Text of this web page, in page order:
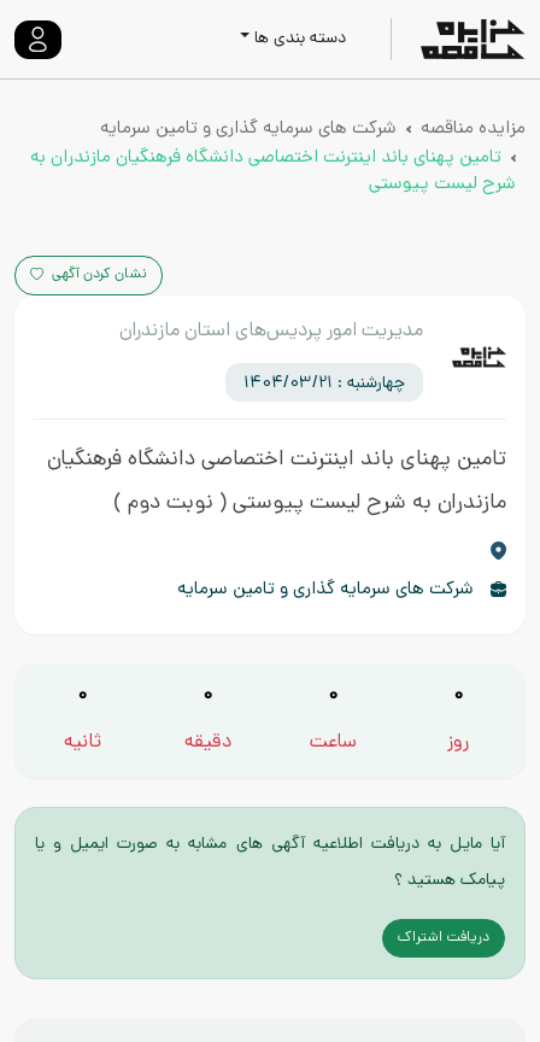
دسته بندی ها
مزایده مناقصه
شرکت های سرمایه گذاری و تامین سرمایه
تامین پهنای باند اینترنت اختصاصی دانشگاه فرهنگیان مازندران به
شرح لیست پیوستی
نشان کردن آگهی
مدیریت امور پردیس‌های استان مازندران
چهارشنبه : 1404/03/21
تامین پهنای باند اینترنت اختصاصی دانشگاه فرهنگیان
مازندران به شرح لیست پیوستی( نوبت دوم )
شرکت های سرمایه گذاری و تامین سرمایه
0
روز
0
ساعت
0
دقیقه
0
ثانیه
آیا مایل به دریافت اطلاعیه آگهی های مشابه به صورت ایمیل و یا
پیامک هستید ؟
دریافت اشتراک